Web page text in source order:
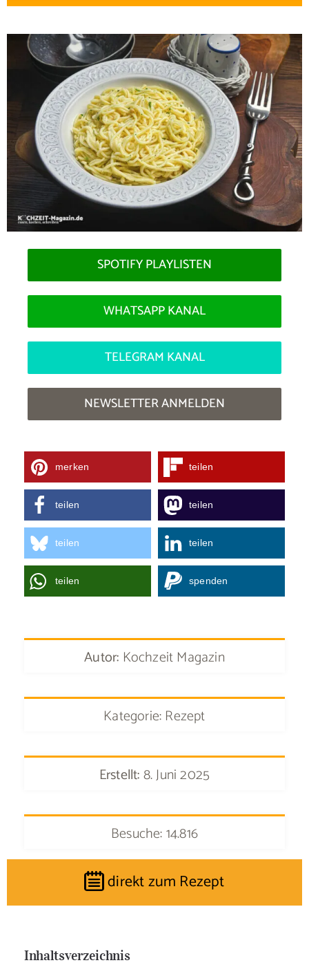
SPOTIFY PLAYLISTEN
WHATSAPP KANAL
TELEGRAM KANAL
NEWSLETTER ANMELDEN
merken teilen
teilen teilen
teilen teilen
teilen spenden
Autor: Kochzeit Magazin
Kategorie: Rezept
Erstellt:8. Juni 2025
Besuche: 14.816
direkt zum Rezept
Inhaltsverzeichnis